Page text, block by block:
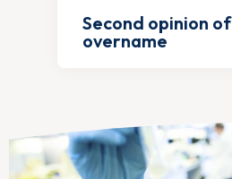
Second opinion of
overname